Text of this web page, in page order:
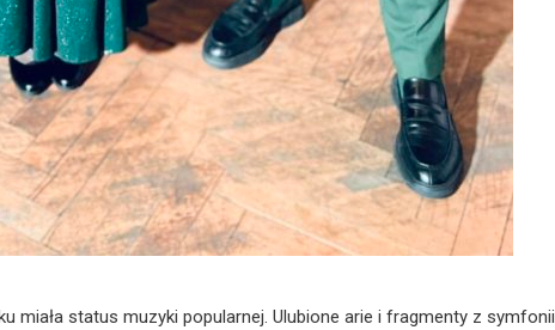
miała status muzyki popularnej. Ulubione arie i fragmenty z symfonii